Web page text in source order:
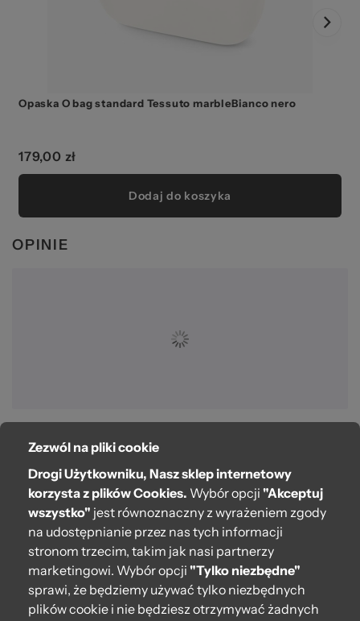
Opaska O bag standard Tessuto marbleBianco nero
179,00 zł
Dodaj do koszyka
OPINIE
O bag
Pomoc
Moje O bag
Kontakt
222 571 414
bok@obagstore.pl
Zezwól na pliki cookie
Drogi Użytkowniku, Nasz sklep internetowy
korzysta z plików Cookies. Wybór opcji "Akceptuj
wszystko" jest równoznaczny z wyrażeniem zgody
na udostępnianie przez nas tych informacji
stronom trzecim, takim jak nasi partnerzy
marketingowi. Wybór opcji "Tylko niezbędne"
sprawi, że będziemy używać tylko niezbędnych
plików cookie i nie będziesz otrzymywać żadnych